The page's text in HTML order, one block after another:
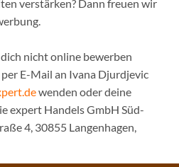
verstärken? Dann freuen wir
nicht online bewerben
E-Mail an Ivana Djurdjevic
wenden oder deine
expert Handels GmbH Süd-
4, 30855 Langenhagen,